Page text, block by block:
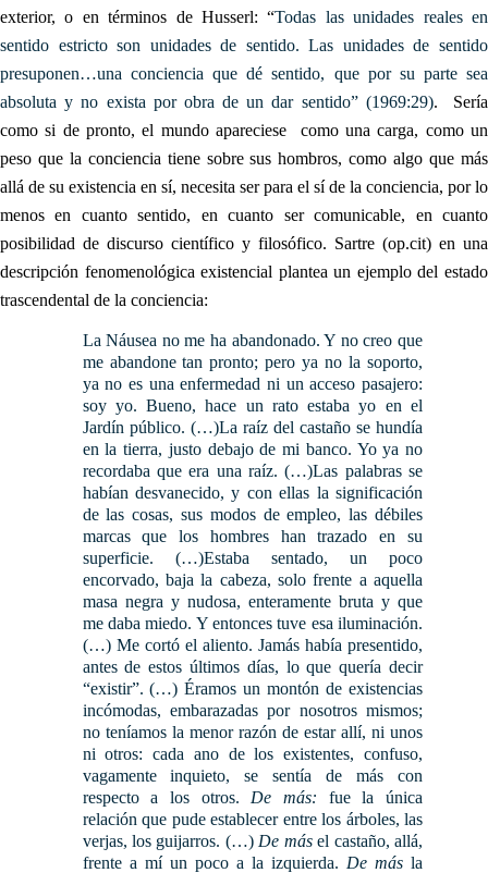
exterior, o en términos de Husserl: “Todas las unidades reales en
sentido estricto son unidades de sentido. Las unidades de sentido
presuponen…una conciencia que dé sentido, que por su parte sea
absoluta y no exista por obra de un dar sentido” (1969:29). Sería
como si de pronto, el mundo apareciese como una carga, como un
peso que la conciencia tiene sobre sus hombros, como algo que más
allá de su existencia en sí, necesita ser para el sí de la conciencia, por lo
menos en cuanto sentido, en cuanto ser comunicable, en cuanto
posibilidad de discurso científico y filosófico. Sartre (op.cit) en una
descripción fenomenológica existencial plantea un ejemplo del estado
trascendental de la conciencia:
La Náusea no me ha abandonado. Y no creo que
me abandone tan pronto; pero ya no la soporto,
ya no es una enfermedad ni un acceso pasajero:
soy yo. Bueno, hace un rato estaba yo en el
Jardín público. (…)La raíz del castaño se hundía
en la tierra, justo debajo de mi banco. Yo ya no
recordaba que era una raíz. (…)Las palabras se
habían desvanecido, y con ellas la significación
de las cosas, sus modos de empleo, las débiles
marcas que los hombres han trazado en su
superficie. (…)Estaba sentado, un poco
encorvado, baja la cabeza, solo frente a aquella
masa negra y nudosa, enteramente bruta y que
me daba miedo. Y entonces tuve esa iluminación.
(…) Me cortó el aliento. Jamás había presentido,
antes de estos últimos días, lo que quería decir
“existir”. (…) Éramos un montón de existencias
incómodas, embarazadas por nosotros mismos;
no teníamos la menor razón de estar allí, ni unos
ni otros: cada ano de los existentes, confuso,
vagamente inquieto, se sentía de más con
respecto a los
otros. De más: fue la única
relación que pude establecer entre los árboles, las
verjas, los guijarros. (…) De másel castaño, allá,
frente a mí un poco a la izquierda. De másla